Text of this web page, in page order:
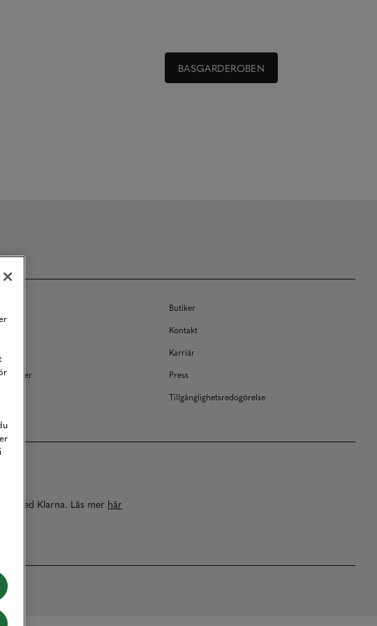
BASGARDEROBEN
Butiker
Köp
Kontakt
Karriär
Tjänster
Press
Tillgänglighetsredogörelse
med Klarna. Läs mer här